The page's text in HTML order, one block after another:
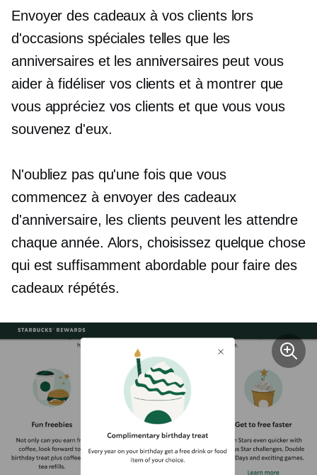
Envoyer des cadeaux à vos clients lors
d'occasions spéciales telles que les
anniversaires et les anniversaires peut vous
aider à fidéliser vos clients et à montrer que
vous appréciez vos clients et que vous vous
souvenez d'eux.
N'oubliez pas qu'une fois que vous
commencez à envoyer des cadeaux
d'anniversaire, les clients peuvent les attendre
chaque année. Alors, choisissez quelque chose
qui est suffisamment abordable pour faire des
cadeaux répétés.